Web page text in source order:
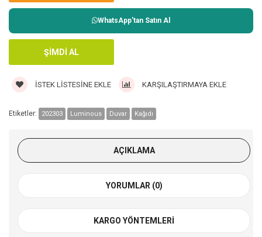
WhatsApp'tan Satın Al
İSTEK LISTESINE EKLE KARŞILAŞTIRMAYA EKLE
Etiketler: 202303 Luminous Duvar Kağıdı
AÇIKLAMA
YORUMLAR (0)
KARGO YÖNTEMLERI